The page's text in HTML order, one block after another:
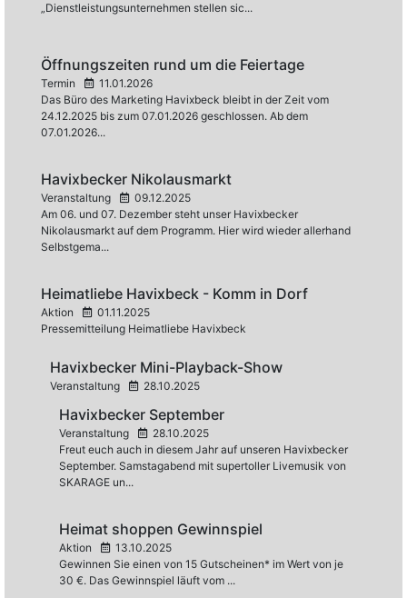
„Dienstleistungsunternehmen stellen sic...
Öffnungszeiten rund um die Feiertage
Termin
11.01.2026
Das Büro des Marketing Havixbeck bleibt in der Zeit vom
24.12.2025 bis zum 07.01.2026 geschlossen. Ab dem
07.01.2026...
Havixbecker Nikolausmarkt
Veranstaltung
09.12.2025
Am 06. und 07. Dezember steht unser Havixbecker
Nikolausmarkt auf dem Programm. Hier wird wieder allerhand
Selbstgema...
Heimatliebe Havixbeck - Komm in Dorf
Aktion
01.11.2025
Pressemitteilung Heimatliebe Havixbeck
Havixbecker Mini-Playback-Show
Veranstaltung 28.10.2025
Havixbecker September
Veranstaltung
28.10.2025
Freut euch auch in diesem Jahr auf unseren Havixbecker
September. Samstagabend mit supertoller Livemusik von
SKARAGE un...
Heimat shoppen Gewinnspiel
Aktion
13.10.2025
Gewinnen Sie einen von 15 Gutscheinen* im Wert von je
30 €. Das Gewinnspiel läuft vom ...